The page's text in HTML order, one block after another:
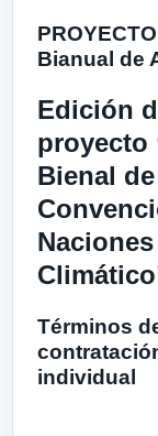
Bianual de
Edición
proyecto
Bienal
Términos
individual